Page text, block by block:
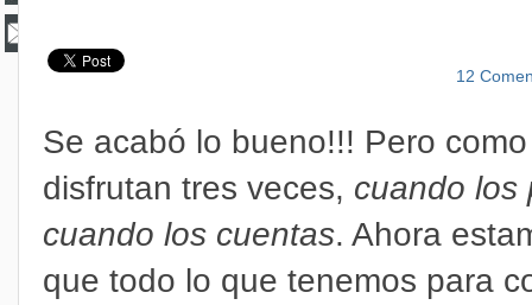
12
Se acabó lo bueno!!! Pero
disfrutan tres veces, cuando los
cuando los cuentas. Ahora
que todo lo que tenemos para